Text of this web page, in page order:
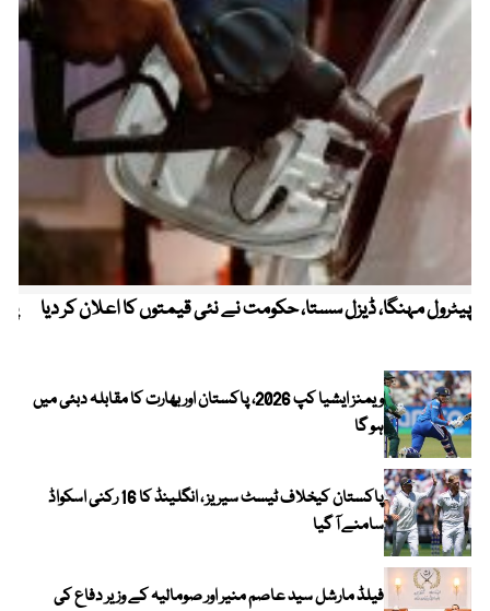
پیٹرول مہنگا، ڈیزل سستا، حکومت نے نئی قیمتوں کا اعلان کر دیا
ویمنز ایشیا کپ 2026، پاکستان اور بھارت کا مقابلہ دبئی میں
ہو گا
پاکستان کیخلاف ٹیسٹ سیریز ، انگلینڈ کا 16 رکنی اسکواڈ
سامنے آ گیا
فیلڈ مارشل سید عاصم منیر اور صومالیہ کے وزیر دفاع کی